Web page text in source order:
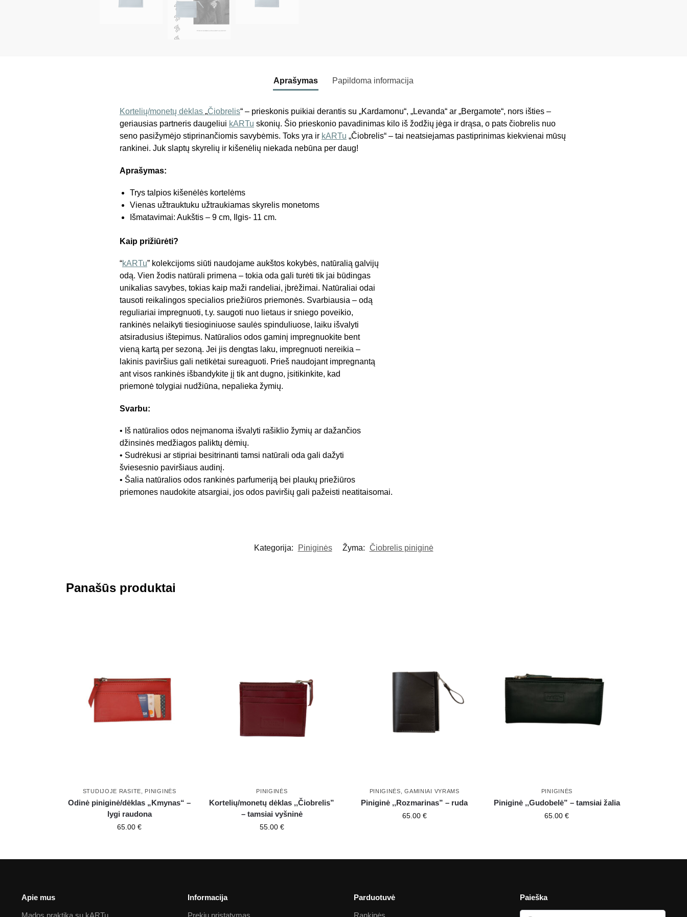
Aprašymas Papildoma informacija
Kortelių/monetų dėklas „Čiobrelis“ – prieskonis puikiai derantis su „Kardamonu“, „Levanda“ ar „Bergamote“, nors išties –
geriausias partneris daugeliui kARTu skonių. Šio prieskonio pavadinimas kilo iš žodžių jėga ir drąsa, o pats čiobrelis nuo
seno pasižymėjo stiprinančiomis savybėmis. Toks yra ir kARTu „Čiobrelis“ – tai neatsiejamas pastiprinimas kiekvienai mūsų
rankinei. Juk slaptų skyrelių ir kišenėlių niekada nebūna per daug!
Aprašymas:
Trys talpios kišenėlės kortelėms
Vienas užtrauktuku užtraukiamas skyrelis monetoms
Išmatavimai: Aukštis – 9 cm, Ilgis- 11 cm.
Kaip prižiūrėti?
“kARTu” kolekcijoms siūti naudojame aukštos kokybės, natūralią galvijų
odą. Vien žodis natūrali primena – tokia oda gali turėti tik jai būdingas
unikalias savybes, tokias kaip maži randeliai, įbrėžimai. Natūraliai odai
tausoti reikalingos specialios priežiūros priemonės. Svarbiausia – odą
reguliariai impregnuoti, t.y. saugoti nuo lietaus ir sniego poveikio,
rankinės nelaikyti tiesioginiuose saulės spinduliuose, laiku išvalyti
atsiradusius ištepimus. Natūralios odos gaminį impregnuokite bent
vieną kartą per sezoną. Jei jis dengtas laku, impregnuoti nereikia –
lakinis paviršius gali netikėtai sureaguoti. Prieš naudojant impregnantą
ant visos rankinės išbandykite jį tik ant dugno, įsitikinkite, kad
priemonė tolygiai nudžiūna, nepalieka žymių.
Svarbu:
• Iš natūralios odos neįmanoma išvalyti rašiklio žymių ar dažančios
džinsinės medžiagos paliktų dėmių.
• Sudrėkusi ar stipriai besitrinanti tamsi natūrali oda gali dažyti
šviesesnio paviršiaus audinį.
• Šalia natūralios odos rankinės parfumeriją bei plaukų priežiūros
priemones naudokite atsargiai, jos odos paviršių gali pažeisti neatitaisomai.
Kategorija: Piniginės Žyma: Čiobrelis piniginė
Panašūs produktai
STUDIJOJE RASITE PINIGINĖS
Odinė piniginė/dėklas „Kmynas“ –
lygi raudona
65.00€
PINIGINĖS
Kortelių/monetų dėklas ,,Čiobrelis”
– tamsiai vyšninė
55.00 €
PINIGINĖS ,GAMINIAI VYRAMS
Piniginė ,,Rozmarinas” – ruda
65.00 €
PINIGINĖS
Piniginė ,,Gudobelė” – tamsiai žalia
65.00€
Apie mus
Mados praktika su kARTu
Informacija
Prekių pristatymas
Parduotuvė
Rankinės
Paieška